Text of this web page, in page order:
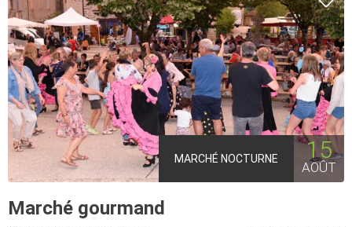
MARCHÉ NOCTURNE 15
AOÛT
Marché gourmand